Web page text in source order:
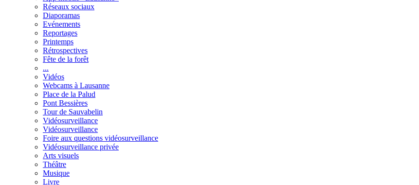
Réseaux sociaux
Diaporamas
Evénements
Reportages
Printemps
Rétrospectives
Fête de la forêt
...
Vidéos
Webcams à Lausanne
Place de la Palud
Pont Bessières
Tour de Sauvabelin
Vidéosurveillance
Vidéosurveillance
Foire aux questions vidéosurveillance
Vidéosurveillance privée
Arts visuels
Théâtre
Musique
Livre